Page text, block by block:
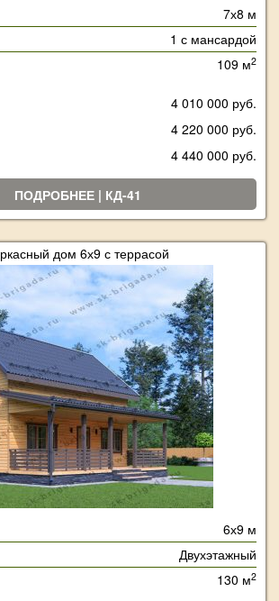
7х8 м
1 с мансардой
109 м2
4 010 000 руб.
4 220 000 руб.
4 440 000 руб.
ПОДРОБНЕЕ | КД-41
дом 6х9 с террасой
6х9 м
Двухэтажный
130 м2